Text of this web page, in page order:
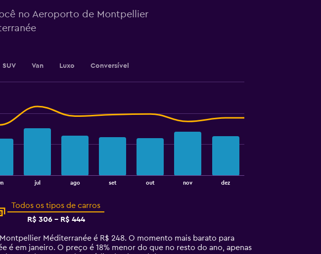
no Aeroporto de Montpellier
SUV Van Luxo Conversível
jul ago set out nov dez
Todos os tipos de carros
R$ 306 - R$ 444
Méditerranée é R$ 248. O momento mais barato para
em janeiro. O preço é 18% menor do que no resto do ano, apenas